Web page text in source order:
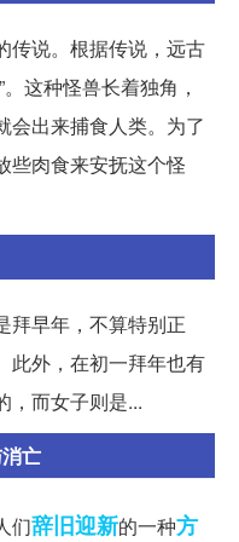
传说。根据传说，远古
这种怪兽长着独角，
会出来捕食人类。为了
些肉食来安抚这个怪
拜早年，不算特别正
此外，在初一拜年也有
，而女子则是...
亡
们辞旧迎新的一种方